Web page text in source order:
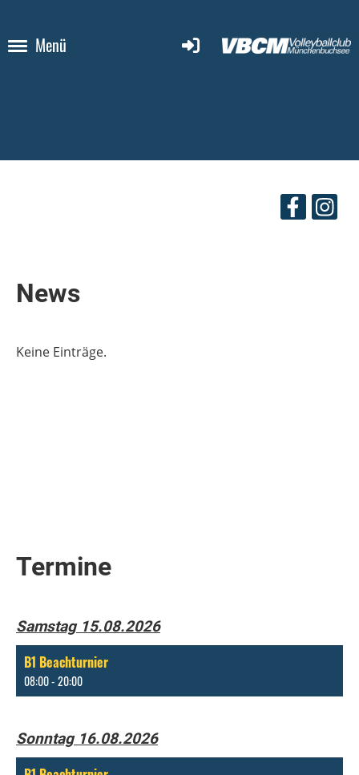
Menü
News
Keine Einträge.
Termine
Samstag 15.08.2026
B1 Beachturnier
08:00 - 20:00
Sonntag 16.08.2026